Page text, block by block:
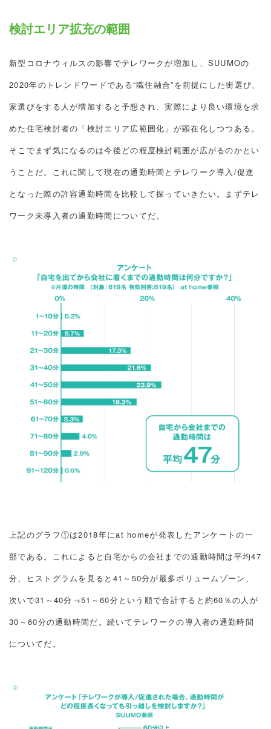
検討エリア拡充の範囲
新型コロナウィルスの影響でテレワークが増加し、SUUMOの
2020年のトレンドワードである“職住融合”を前提にした街選び、
家選びをする人が増加すると予想され、実際により良い環境を求
めた住宅検討者の「検討エリア広範囲化」が顕在化しつつある。
そこでまず気になるのは今後どの程度検討範囲が広がるのかとい
うことだ。これに関して現在の通勤時間とテレワーク導入/促進
となった際の許容通勤時間を比較して探っていきたい。まずテレ
ワーク未導入者の通勤時間についてだ。
上記のグラフ①は2018年にat homeが発表したアンケートの一
部である。これによると自宅からの会社までの通勤時間は平均47
分、ヒストグラムを見ると41～50分が最多ボリュームゾーン、
次いで31～40分→51～60分という順で合計すると約60％の人が
30～60分の通勤時間だ。続いてテレワークの導入者の通勤時間
についてだ。